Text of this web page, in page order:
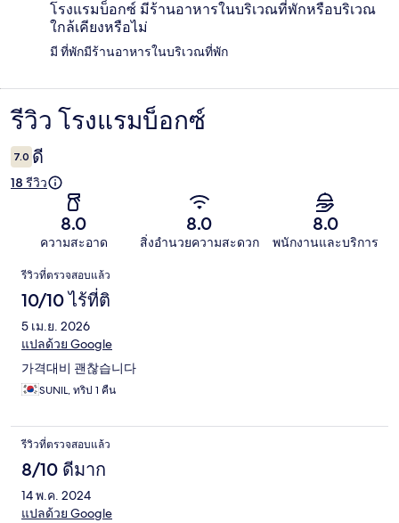
โรงแรมบ็อกซ์ มีร้านอาหารในบริเวณที่พักหรือบริเวณ
ใกล้เคียงหรือไม่
มี ที่พักมีร้านอาหารในบริเวณที่พัก
รีวิว
รีวิว โรงแรมบ็อกซ์
7.0 ดี
18 รีวิว
8.0
ความสะอาด
8.0
สิ่งอำนวยความสะดวก
8.0
พนักงานและบริการ
รีวิว
รีวิวที่ตรวจสอบแล้ว
10/10 ไร้ที่ติ
5 เม.ย. 2026
แปลด้วย Google
가격대비 괜찮습니다
SUNIL, ทริป 1 คืน
รีวิวที่ตรวจสอบแล้ว
8/10 ดีมาก
14 พ.ค. 2024
แปลด้วย Google